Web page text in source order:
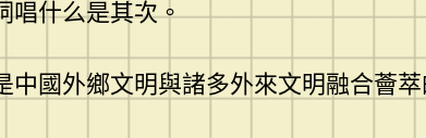
唱什么是其次。
國外鄉文明與諸多外來文明融合薈